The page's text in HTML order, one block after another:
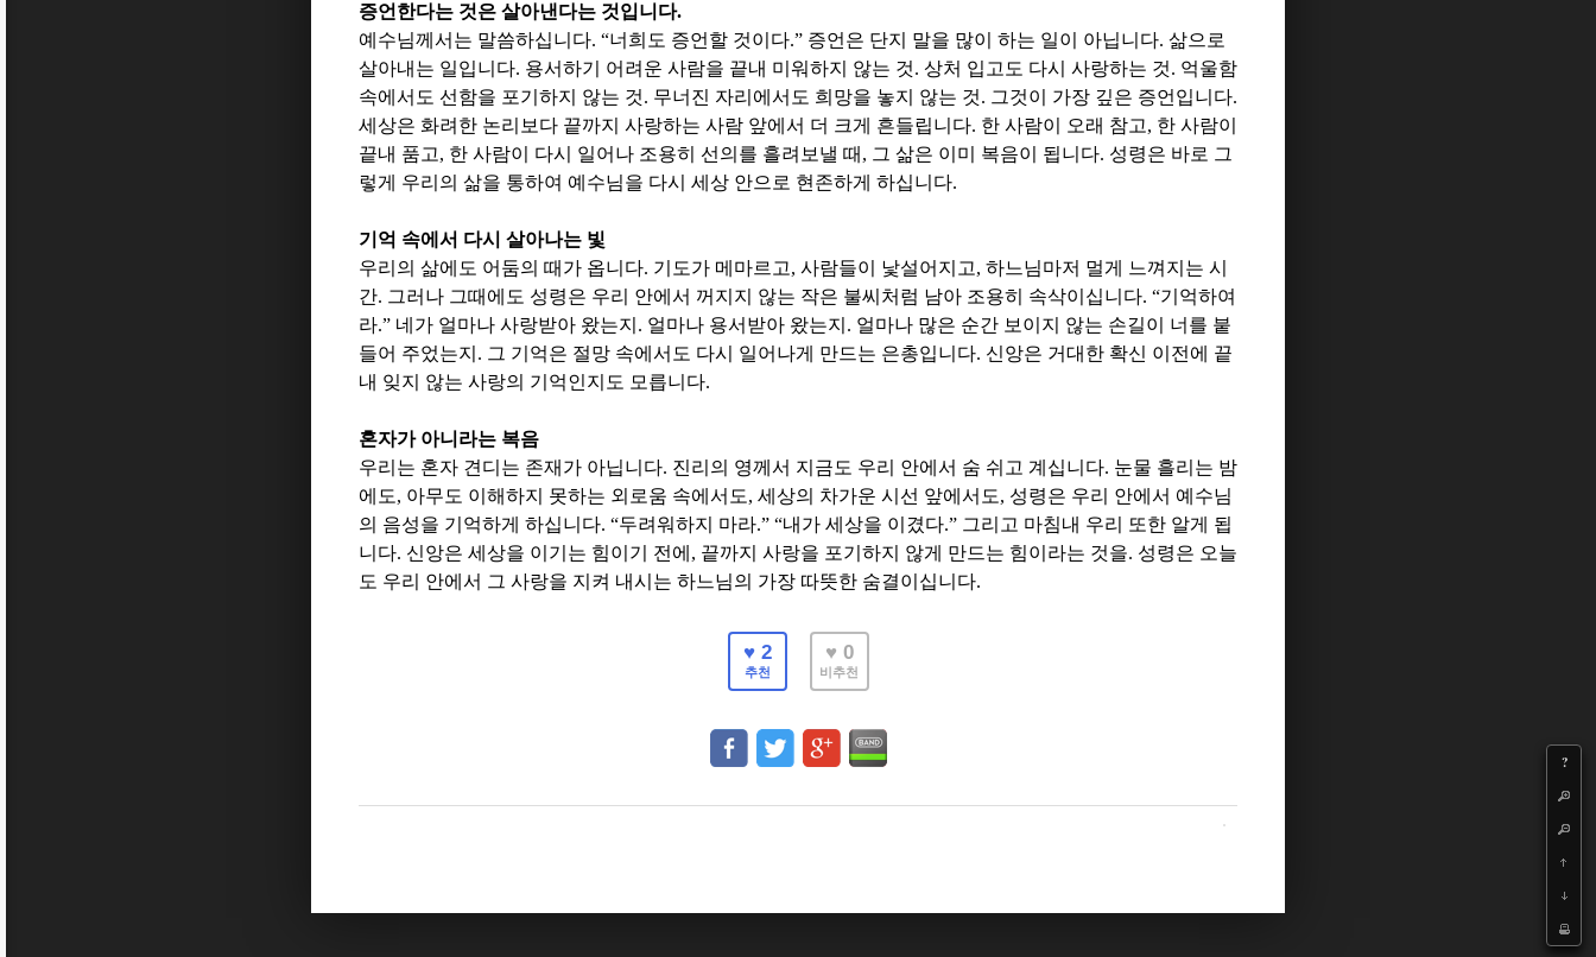
?
증언한다는 것은 살아낸다는 것입니다.
예수님께서는 말씀하십니다. “너희도 증언할 것이다.” 증언은 단지 말을 많이 하는 일이 아닙니다. 삶으로
살아내는 일입니다. 용서하기 어려운 사람을 끝내 미워하지 않는 것. 상처 입고도 다시 사랑하는 것. 억울함
속에서도 선함을 포기하지 않는 것. 무너진 자리에서도 희망을 놓지 않는 것. 그것이 가장 깊은 증언입니다.
세상은 화려한 논리보다 끝까지 사랑하는 사람 앞에서 더 크게 흔들립니다. 한 사람이 오래 참고, 한 사람이
끝내 품고, 한 사람이 다시 일어나 조용히 선의를 흘려보낼 때 , 그 삶은 이미 복음이 됩니다. 성령은 바로 그
렇게 우리의 삶을 통하여 예수님을 다시 세상 안으로 현존하게 하십니다.
기억 속에서 다시 살아나는 빛
우리의 삶에도 어둠의 때가 옵니다. 기도가 메마르고, 사람들이 낯설어지고, 하느님마저 멀게 느껴지는 시
간. 그러나 그때에도 성령은 우리 안에서 꺼지지 않는 작은 불씨처럼 남아 조용히 속삭이십니다. “기억하여
라.” 네가 얼마나 사랑받아 왔는지 . 얼마나 용서받아 왔는지 . 얼마나 많은 순간 보이지 않는 손길이 너를 붙
들어 주었는지 . 그 기억은 절망 속에서도 다시 일어나게 만드는 은총입니다. 신앙은 거대한 확신 이전에 끝
내 잊지 않는 사랑의 기억인지도 모릅니다.
혼자가 아니라는 복음
우리는 혼자 견디는 존재가 아닙니다. 진리의 영께서 지금도 우리 안에서 숨 쉬고 계십니다. 눈물 흘리는 밤
에도, 아무도 이해하지 못하는 외로움 속에서도, 세상의 차가운 시선 앞에서도, 성령은 우리 안에서 예수님
의 음성을 기억하게 하십니다. “두려워하지 마라.” “내가 세상을 이겼다.” 그리고 마침내 우리 또한 알게 됩
니다. 신앙은 세상을 이기는 힘이기 전에 , 끝까지 사랑을 포기하지 않게 만드는 힘이라는 것을. 성령은 오늘
도 우리 안에서 그 사랑을 지켜 내시는 하느님의 가장 따뜻한 숨결이십니다.
♥ 2
추천
♥ 0
비추천